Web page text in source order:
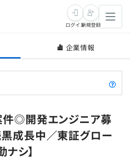
ログイン新規登録
企業情報
件◎開発エンジニア募
成長中／東証グロー
シ】